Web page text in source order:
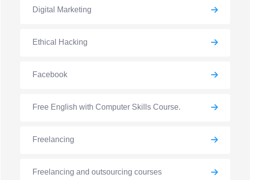
Digital Marketing
Ethical Hacking
Facebook
Free English with Computer Skills Course.
Freelancing
Freelancing and outsourcing courses